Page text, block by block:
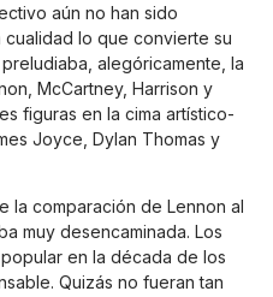
aún no han sido
cualidad lo que convierte su
alegóricamente, la
McCartney, Harrison y
figuras en la cima artístico-
Joyce, Dylan Thomas y
la comparación de Lennon al
muy desencaminada. Los
en la década de los
Quizás no fueran tan